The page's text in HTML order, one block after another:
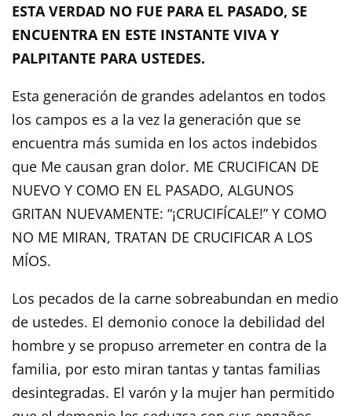
ESTA VERDAD NO FUE PARA EL PASADO, SE
ENCUENTRA EN ESTE INSTANTE VIVA Y
PALPITANTE PARA USTEDES.
Esta generación de grandes adelantos en todos
los campos es a la vez la generación que se
encuentra más sumida en los actos indebidos
que Me causan gran dolor. ME CRUCIFICAN DE
NUEVO Y COMO EN EL PASADO, ALGUNOS
GRITAN NUEVAMENTE: “¡CRUCIFÍCALE!” Y COMO
NO ME MIRAN, TRATAN DE CRUCIFICAR A LOS
MÍOS.
Los pecados de la carne sobreabundan en medio
de ustedes. El demonio conoce la debilidad del
hombre y se propuso arremeter en contra de la
familia, por esto miran tantas y tantas familias
desintegradas. El varón y la mujer han permitido